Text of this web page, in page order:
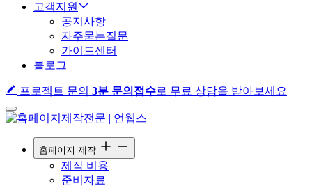
고객지원
공지사항
자주묻는질문
가이드센터
블로그
프로젝트 문의 3분 문의접수로 무료 상담을 받아보세요
홈페이지 제작
제작 비용
준비자료